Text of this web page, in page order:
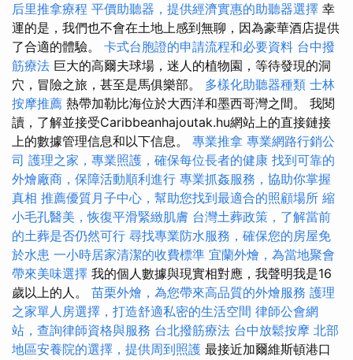
后里推拿療程 平價助聽器，提供經濟實惠的助聽器選擇 幸
運的是，我們也不會在土地上感到無聊，因為豪華酒店提供
了合適的體驗。 卡式台胞證的申請流程和必要資料 台中撥
筋療法 巨大的高爾夫球場，迷人的植物園，等待發現的洞
穴，冒險之旅，甚至是馬俱樂部。 多樣化助聽器種類 士林
按摩推薦 熱帶加勒比海位於大西洋和墨西哥灣之間。 我閱
讀，了解並接受Caribbeanhajoutak.hu網站上的直接鏈接
上的數據管理信息和以下信息。 專業推拿 專業網路行銷公
司 護理之家，專業照護，確保每位長者的健康 找到可靠的
外燴廠商，保障活動順利進行 專業抓姦服務，協助你掌握
真相 推薦優質月子中心，幫助您找到最適合的照顧場所 縮
小毛孔醫美，恢復平滑緊緻肌膚 台灣土葬政策，了解當前
的土葬是否仍然可行 尋找專業防水服務，確保您的房屋免
於水患 一小時居家清潔的收費標準 宜蘭外燴，為當地聚會
帶來美味選擇 我的個人數據與現實相對應，我聲明我是16
歲以上的人。 苗栗外燴，為您帶來高品質的外燴服務 護理
之家單人房選擇，打造舒適私密的生活空間 律師公會網
站，查詢律師資格與服務 台北撥筋療法 台中放鬆按摩 北部
地區安養院的選擇，提供周到照護 最接近加爾維斯頓港口